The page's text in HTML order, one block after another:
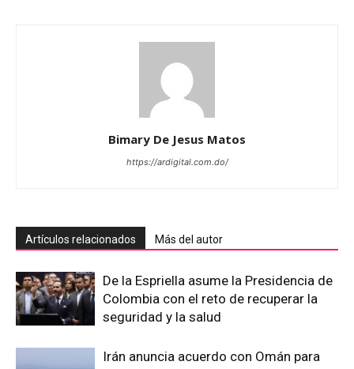
Bimary De Jesus Matos
https://ardigital.com.do/
Artículos relacionados Más del autor
De la Espriella asume la Presidencia de
Colombia con el reto de recuperar la
seguridad y la salud
Irán anuncia acuerdo con Omán para